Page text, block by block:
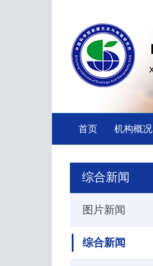
首页 机构概况
综合新闻
图片新闻
综合新闻